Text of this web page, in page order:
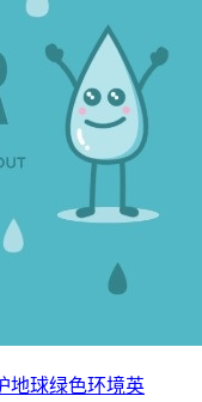
地球绿色环境英